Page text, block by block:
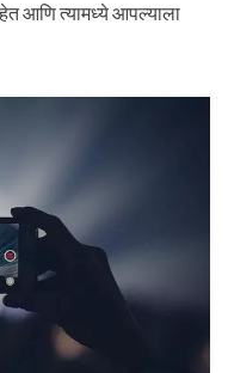
आणि त्यामध्ये आपल्याला